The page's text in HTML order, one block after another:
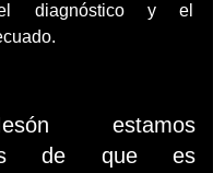
el diagnóstico y el
estamos
de que es